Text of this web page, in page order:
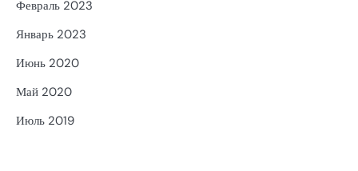
Февраль 2023
Январь 2023
Июнь 2020
Май 2020
Июль 2019